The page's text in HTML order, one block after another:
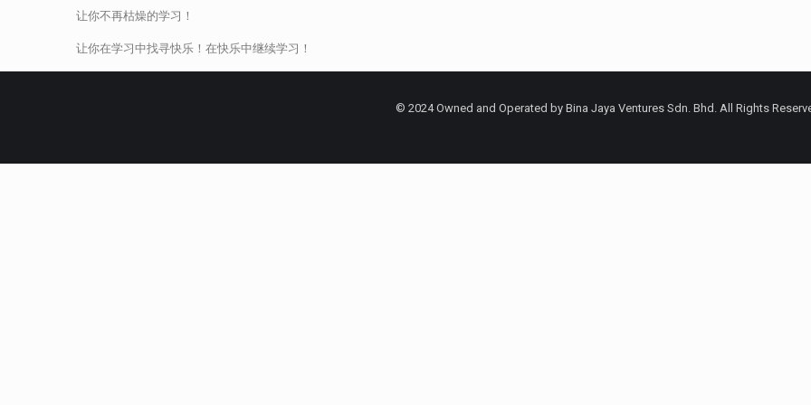
让你不再枯燥的学习！
让你在学习中找寻快乐！在快乐中继续学习！
© 2024 Owned and Operated by Bina Jaya Ventures Sdn. Bhd. All Rights